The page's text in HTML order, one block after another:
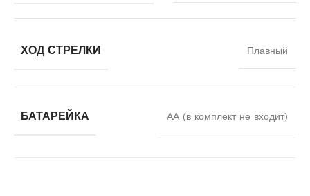
ХОД СТРЕЛКИ Плавный
БАТАРЕЙКА АА (в комплект не входит)